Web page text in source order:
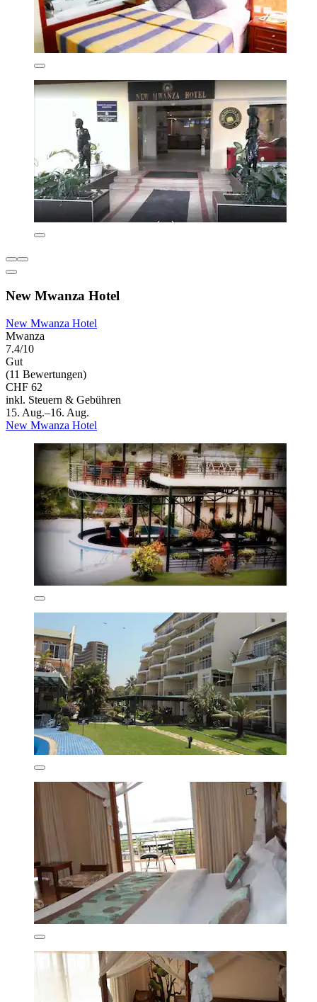
New Mwanza Hotel
New Mwanza Hotel
Mwanza
7.4/10
Gut
(11 Bewertungen)
CHF 62
inkl. Steuern & Gebühren
15. Aug.–16. Aug.
New Mwanza Hotel